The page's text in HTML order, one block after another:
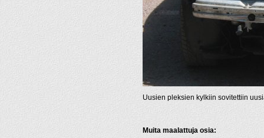
Uusien pleksien kylkiin sovitettiin
Muita maalattuja osia: